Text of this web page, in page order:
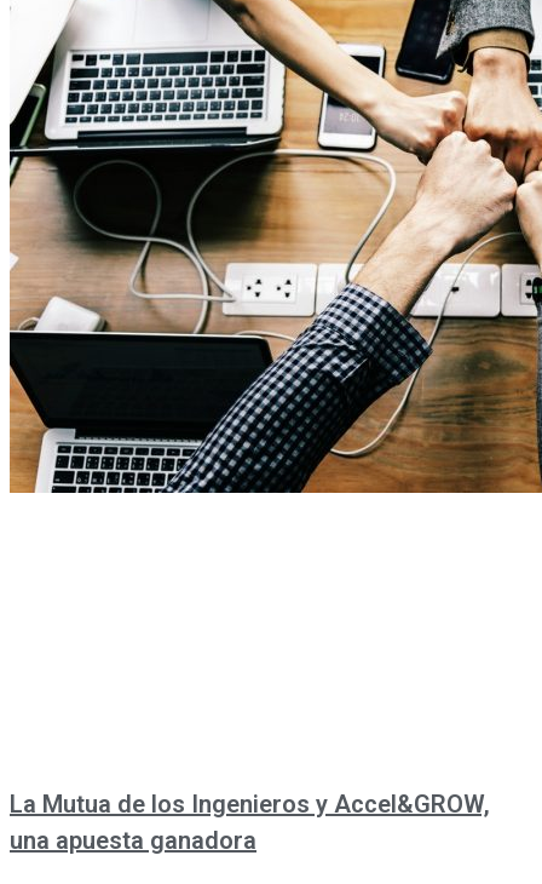
La Mutua de los Ingenieros y Accel&GROW,
una apuesta ganadora